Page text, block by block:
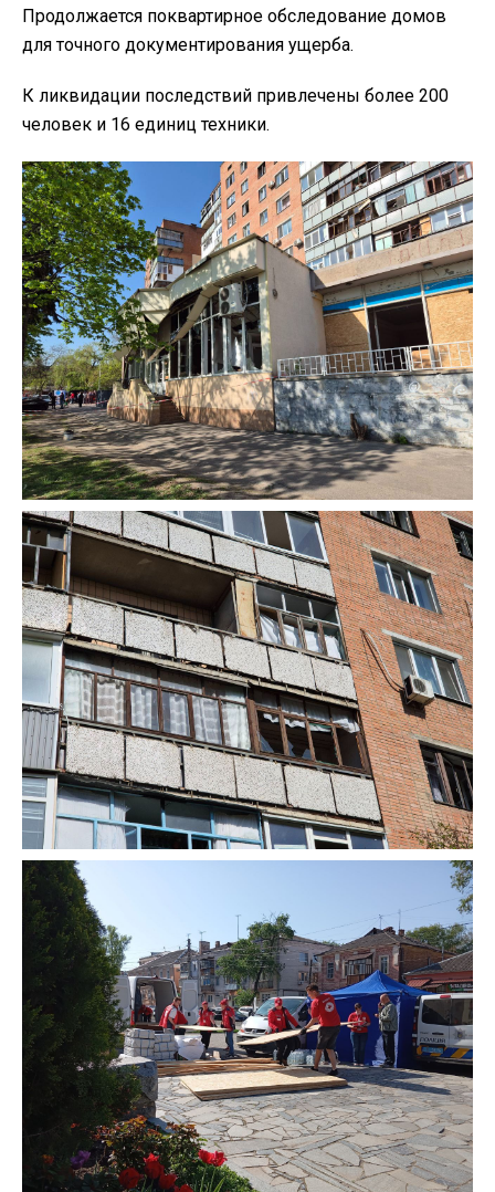
Продолжается поквартирное обследование домов
для точного документирования ущерба.
К ликвидации последствий привлечены более 200
человек и 16 единиц техники.